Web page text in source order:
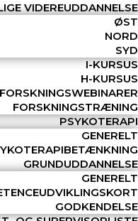
VIDEREUDDANNELSE
ØST
NORD
SYD
I-KURSUS
H-KURSUS
FORSKNINGSTRÆNING
PSYKOTERAPI
GENERELT
GRUNDUDDANNELSE
GENERELT
GODKENDELSE